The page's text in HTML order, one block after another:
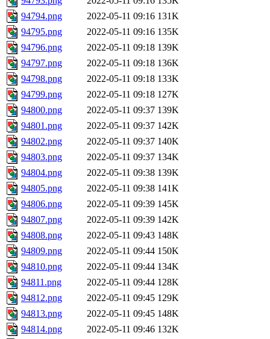
94794.png
2022-05-11 09:16 131K
94795.png
2022-05-11 09:16 135K
94796.png
2022-05-11 09:18 139K
94797.png
2022-05-11 09:18 136K
94798.png
2022-05-11 09:18 133K
94799.png
2022-05-11 09:18 127K
94800.png
2022-05-11 09:37 139K
94801.png
2022-05-11 09:37 142K
94802.png
2022-05-11 09:37 140K
94803.png
2022-05-11 09:37 134K
94804.png
2022-05-11 09:38 139K
94805.png
2022-05-11 09:38 141K
94806.png
2022-05-11 09:39 145K
94807.png
2022-05-11 09:39 142K
94808.png
2022-05-11 09:43 148K
94809.png
2022-05-11 09:44 150K
94810.png
2022-05-11 09:44 134K
94811.png
2022-05-11 09:44 128K
94812.png
2022-05-11 09:45 129K
94813.png
2022-05-11 09:45 148K
94814.png
2022-05-11 09:46 132K